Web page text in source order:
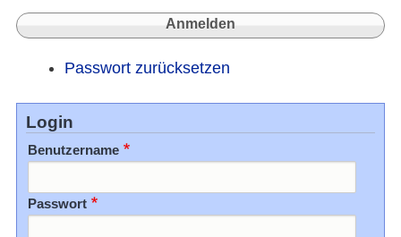
Passwort zurücksetzen
Login
Benutzername
Passwort